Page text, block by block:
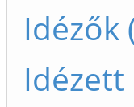
Idézők
Idézett